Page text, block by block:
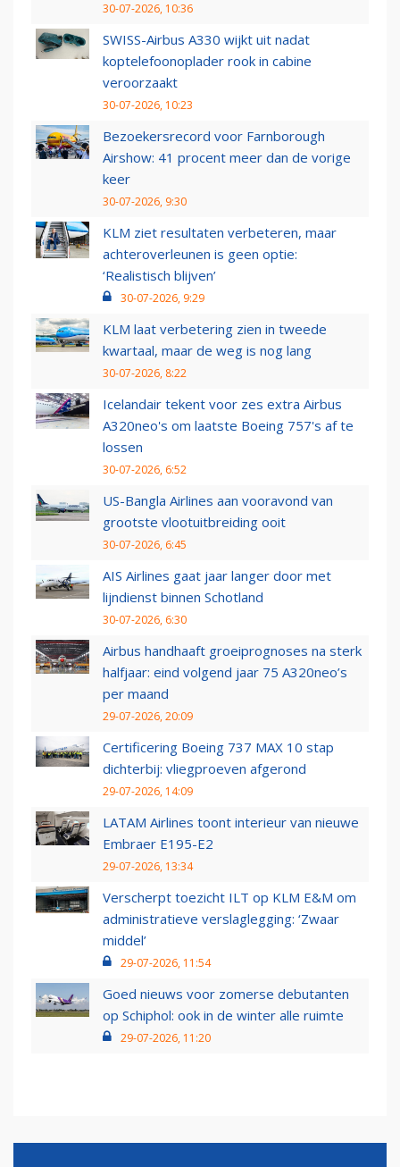
30-07-2026, 10:36
SWISS-Airbus A330 wijkt uit nadat
koptelefoonoplader rook in cabine
veroorzaakt
30-07-2026, 10:23
Bezoekersrecord voor Farnborough
Airshow: 41 procent meer dan de vorige
keer
30-07-2026, 9:30
KLM ziet resultaten verbeteren, maar
achteroverleunen is geen optie:
‘Realistisch blijven’
30-07-2026, 9:29
KLM laat verbetering zien in tweede
kwartaal, maar de weg is nog lang
30-07-2026, 8:22
Icelandair tekent voor zes extra Airbus
A320neo's om laatste Boeing 757's af te
lossen
30-07-2026, 6:52
US-Bangla Airlines aan vooravond van
grootste vlootuitbreiding ooit
30-07-2026, 6:45
AIS Airlines gaat jaar langer door met
lijndienst binnen Schotland
30-07-2026, 6:30
Airbus handhaaft groeiprognoses na sterk
halfjaar: eind volgend jaar 75 A320neo’s
per maand
29-07-2026, 20:09
Certificering Boeing 737 MAX 10 stap
dichterbij: vliegproeven afgerond
29-07-2026, 14:09
LATAM Airlines toont interieur van nieuwe
Embraer E195-E2
29-07-2026, 13:34
Verscherpt toezicht ILT op KLM E&M om
administratieve verslaglegging: ‘Zwaar
middel’
29-07-2026, 11:54
Goed nieuws voor zomerse debutanten
op Schiphol: ook in de winter alle ruimte
29-07-2026, 11:20